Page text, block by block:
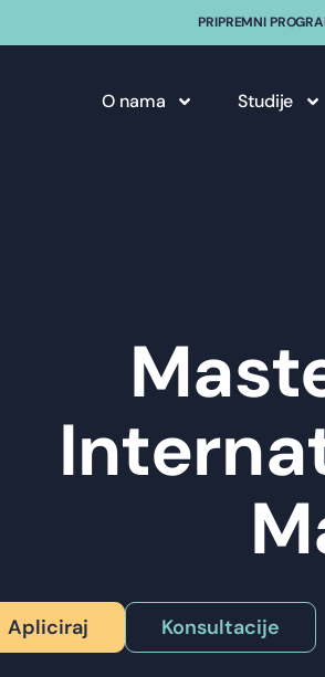
PRIPREMNI
O nama Studije
Apliciraj Konsultacije